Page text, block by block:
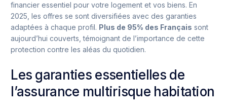
financier essentiel pour votre logement et vos biens. En
2025, les offres se sont diversifiées avec des garanties
adaptées à chaque profil. Plus de 95% des Français sont
aujourd’hui couverts, témoignant de l’importance de cette
protection contre les aléas du quotidien.
Les garanties essentielles de
l’assurance multirisque habitation